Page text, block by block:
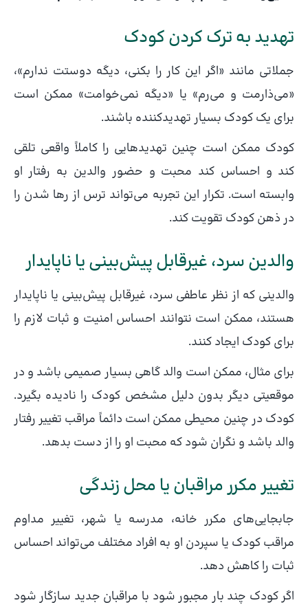
تهدید به ترک کردن کودک
جملاتی مانند «اگر این کار را بکنی، دیگه دوستت ندارم»،
«می‌ذارمت و می‌رم» یا «دیگه نمی‌خوامت» ممکن است
برای یک کودک بسیار تهدیدکننده باشند.
کودک ممکن است چنین تهدیدهایی را کاملاً واقعی تلقی
کند و احساس کند محبت و حضور والدین به رفتار او
وابسته است. تکرار این تجربه می‌تواند ترس از رها شدن را
در ذهن کودک تقویت کند.
والدین سرد، غیرقابل پیش‌بینی یا ناپایدار
والدینی که از نظر عاطفی سرد، غیرقابل پیش‌بینی یا ناپایدار
هستند، ممکن است نتوانند احساس امنیت و ثبات لازم را
برای کودک ایجاد کنند.
برای مثال، ممکن است والد گاهی بسیار صمیمی باشد و در
موقعیتی دیگر بدون دلیل مشخص کودک را نادیده بگیرد.
کودک در چنین محیطی ممکن است دائماً مراقب تغییر رفتار
والد باشد و نگران شود که محبت او را از دست بدهد.
تغییر مکرر مراقبان یا محل زندگی
جابجایی‌های مکرر خانه، مدرسه یا شهر، تغییر مداوم
مراقب کودک یا سپردن او به افراد مختلف می‌تواند احساس
ثبات را کاهش دهد.
اگر کودک چند بار مجبور شود با مراقبان جدید سازگار شود